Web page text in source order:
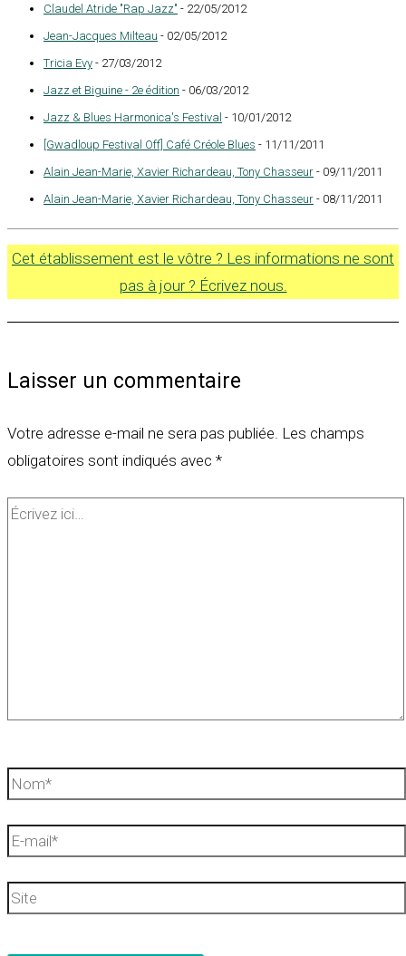
Claudel Atride "Rap Jazz" - 22/05/2012
Jean-Jacques Milteau - 02/05/2012
Tricia Evy - 27/03/2012
Jazz et Biguine - 2e édition - 06/03/2012
Jazz & Blues Harmonica's Festival - 10/01/2012
[Gwadloup Festival Off] Café Créole Blues - 11/11/2011
Alain Jean-Marie, Xavier Richardeau, Tony Chasseur - 09/11/2011
Alain Jean-Marie, Xavier Richardeau, Tony Chasseur - 08/11/2011
Cet établissement est le vôtre ? Les informations ne sont
pas à jour ? Écrivez nous.
Laisser un commentaire
Votre adresse e-mail ne sera pas publiée. Les champs
obligatoires sont indiqués avec *
Écrivez
Nom*
E-
Site